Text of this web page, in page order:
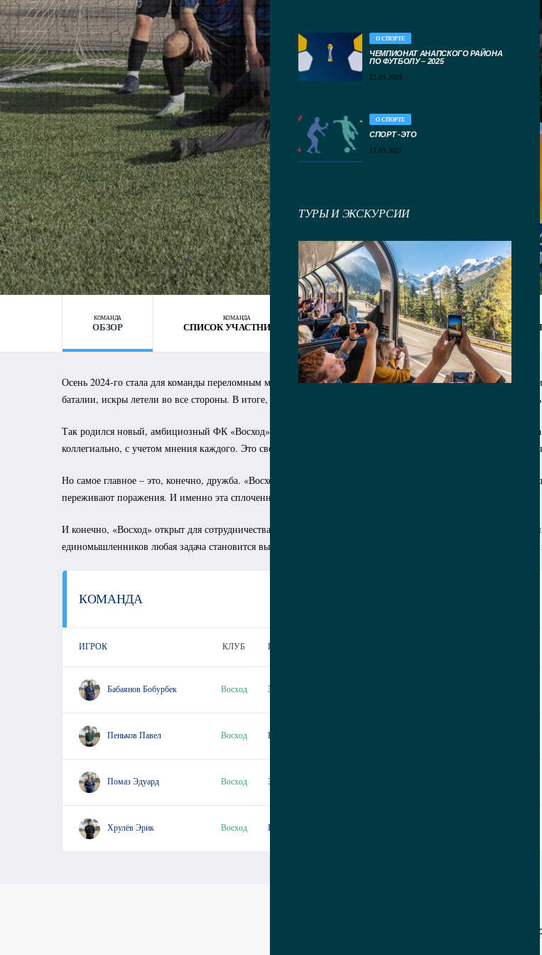
О СПОРТЕ
ЧЕМПИОНАТ АНАПСКОГО РАЙОНА
ПО ФУТБОЛУ – 2025
22.05.2025
О СПОРТЕ
СПОРТ -ЭТО
17.05.2025
ТУРЫ И ЭКСКУРСИИ
КОМАНДА
ОБЗОР
КОМАНДА
СПИСОК УЧАСТНИКОВ
КОМАНДА
ТУРНИРНАЯ ТАБЛИЦА
Осень 2024-го стала для команды переломным моментом. Недовольство игровым временем разъедало
баталии, искры летели во все стороны. В итоге, часть игроков, не выдержав накала страстей, решила
Так родился новый, амбициозный ФК «Восход»! Это Анапская народная команда, где ребята сами себе
коллегиально, с учетом мнения каждого. Это своего рода футбольная республика, где царит дух свободы и
Но самое главное – это, конечно, дружба. «Восход» – это не просто команда, это семья. Ребята
переживают поражения. И именно эта сплоченность, эта вера друг в друга делает их сильнее.
И конечно, «Восход» открыт для сотрудничества. Они ищут спонсоров, партнеров, всех, кто готов
единомышленников любая задача становится выполнимой. Так что, если вы верите в силу народного
КОМАНДА
ИГРОК КЛУБ ПОЛОЖЕНИЕ
Бабаянов Бобурбек Восход Защитник
Пеньков Павел Восход Вратарь
Помаз Эдуард Восход Защитник
Хрулёв Эрик Восход Вратарь
СПОНСОРЫ